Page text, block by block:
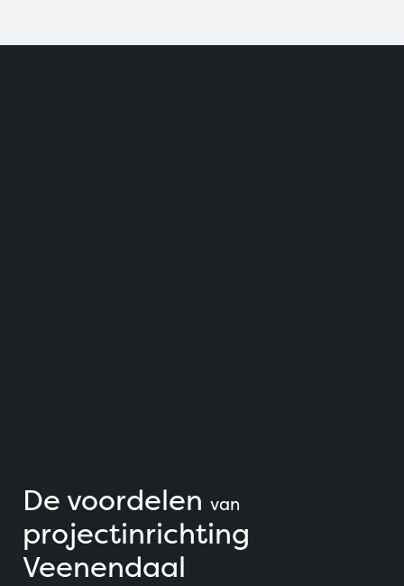
De voordelen van
projectinrichting
Veenendaal